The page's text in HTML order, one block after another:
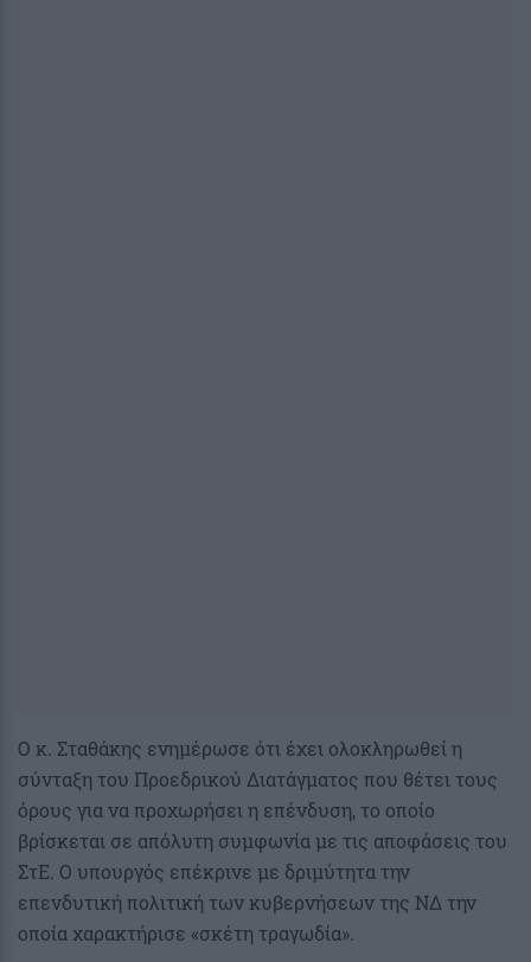
Ο κ. Σταθάκης ενημέρωσε ότι έχει ολοκληρωθεί η
σύνταξη του Προεδρικού Διατάγματος που θέτει τους
όρους για να προχωρήσει η επένδυση, το οποίο
βρίσκεται σε απόλυτη συμφωνία με τις αποφάσεις του
ΣτΕ. Ο υπουργός επέκρινε με δριμύτητα την
επενδυτική πολιτική των κυβερνήσεων της ΝΔ την
οποία χαρακτήρισε «σκέτη τραγωδία».